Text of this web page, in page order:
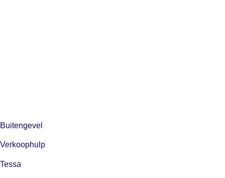
Buitengevel
Verkoophulp
Tessa